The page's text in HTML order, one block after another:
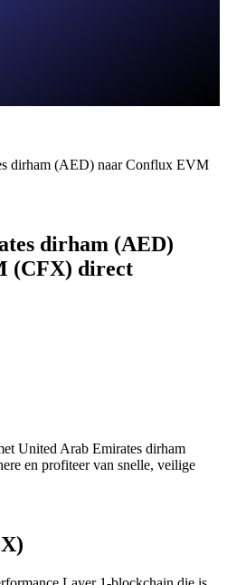
dirham (AED) naar Conflux EVM
dirham (AED)
(CFX) direct
United Arab Emirates dirham
en profiteer van snelle, veilige